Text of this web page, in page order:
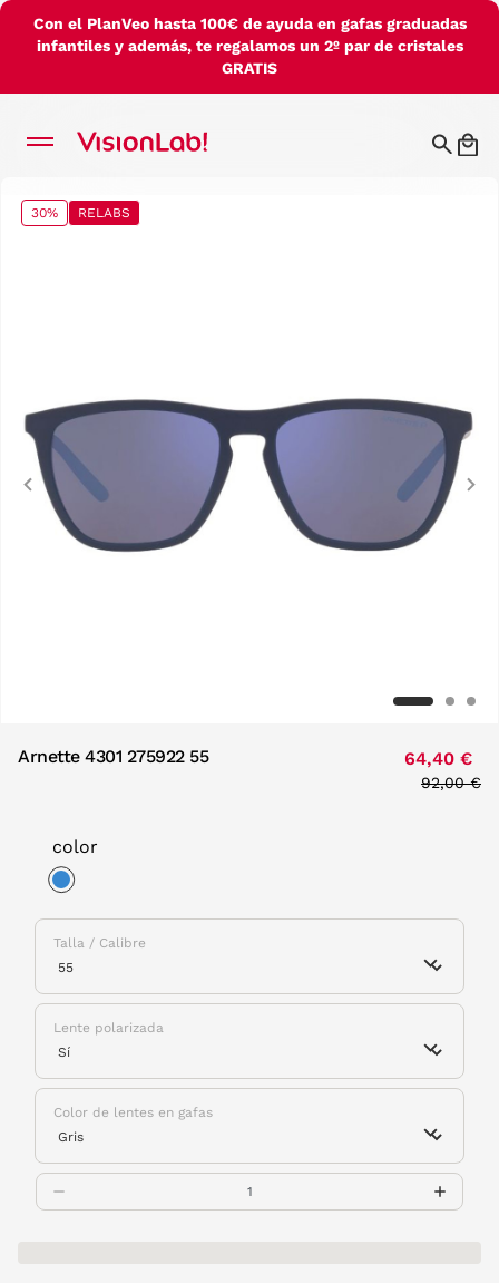
Con el PlanVeo hasta 100€ de ayuda en gafas graduadas
infantiles y además, te regalamos un 2º par de cristales
GRATIS
30% RELABS
Previous
Arnette 4301 275922 55 64,40 €
Price
92,00 €
color
Talla / Calibre
Lente polarizada
Color de lentes en gafas